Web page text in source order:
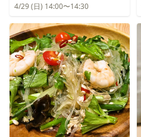
4/29 (日) 14:00〜14:30